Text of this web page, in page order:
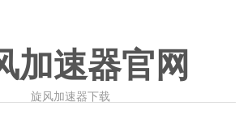
加速器官网
旋风加速器下载